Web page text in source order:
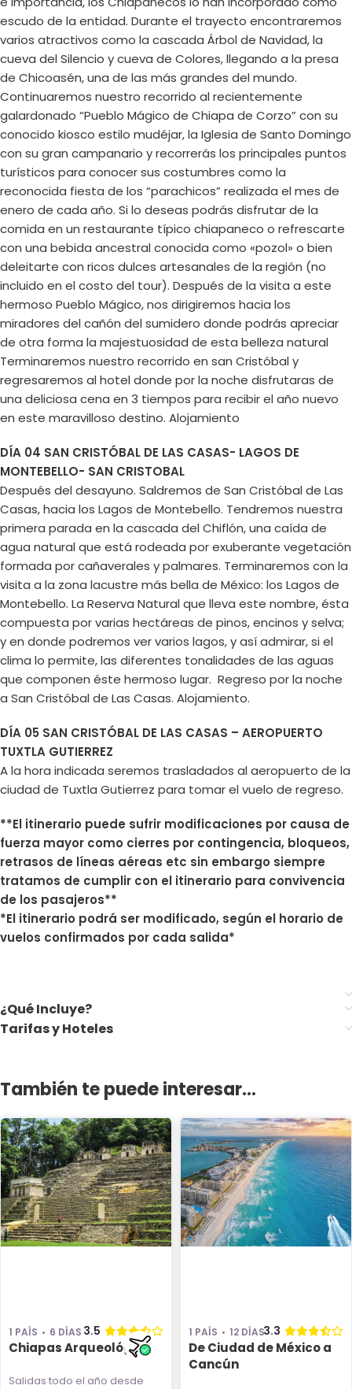
escudo de la entidad. Durante el trayecto encontraremos
varios atractivos como la cascada Árbol de Navidad, la
cueva del Silencio y cueva de Colores, llegando a la presa
de Chicoasén, una de las más grandes del mundo.
Continuaremos nuestro recorrido al recientemente
galardonado “Pueblo Mágico de Chiapa de Corzo” con su
conocido kiosco estilo mudéjar, la Iglesia de Santo Domingo
con su gran campanario y recorrerás los principales puntos
turísticos para conocer sus costumbres como la
reconocida fiesta de los “parachicos” realizada el mes de
enero de cada año. Si lo deseas podrás disfrutar de la
comida en un restaurante típico chiapaneco o refrescarte
con una bebida ancestral conocida como «pozol» o bien
deleitarte con ricos dulces artesanales de la región (no
incluido en el costo del tour). Después de la visita a este
hermoso Pueblo Mágico, nos dirigiremos hacia los
miradores del cañón del sumidero donde podrás apreciar
de otra forma la majestuosidad de esta belleza natural
Terminaremos nuestro recorrido en san Cristóbal y
regresaremos al hotel donde por la noche disfrutaras de
una deliciosa cena en 3 tiempos para recibir el año nuevo
en este maravilloso destino. Alojamiento
DÍA 04 SAN CRISTÓBAL DE LAS CASAS- LAGOS DE
MONTEBELLO- SAN CRISTOBAL
Después del desayuno. Saldremos de San Cristóbal de Las
Casas, hacia los Lagos de Montebello. Tendremos nuestra
primera parada en la cascada del Chiflón, una caída de
agua natural que está rodeada por exuberante vegetación
formada por cañaverales y palmares. Terminaremos con la
visita a la zona lacustre más bella de México: los Lagos de
Montebello. La Reserva Natural que lleva este nombre, ésta
compuesta por varias hectáreas de pinos, encinos y selva;
y en donde podremos ver varios lagos, y así admirar, si el
clima lo permite, las diferentes tonalidades de las aguas
que componen éste hermoso lugar. Regreso por la noche
a San Cristóbal de Las Casas. Alojamiento.
DÍA 05 SAN CRISTÓBAL DE LAS CASAS – AEROPUERTO
TUXTLA GUTIERREZ
A la hora indicada seremos trasladados al aeropuerto de la
ciudad de Tuxtla Gutierrez para tomar el vuelo de regreso.
**El itinerario puede sufrir modificaciones por causa de
fuerza mayor como cierres por contingencia, bloqueos,
retrasos de líneas aéreas etc sin embargo siempre
tratamos de cumplir con el itinerario para convivencia
de los pasajeros**
*El itinerario podrá ser modificado, según el horario de
vuelos confirmados por cada salida*
¿Qué Incluye?
Tarifas y Hoteles
También te puede interesar...
1 PAÍS 6 DÍAS 3.5
Chiapas Arqueológico
Salidas todo el año desde
1 PAÍS 12 DÍAS3.3
De Ciudad de México a
Cancún